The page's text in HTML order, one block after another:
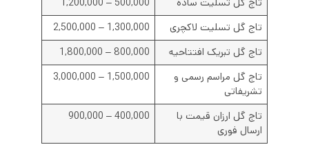
تاج گل تسلیت ساده
500,000 – 1,200,000
تاج گل تسلیت لاکچری
1,300,000 – 2,500,000
تاج گل تبریک افتتاحیه
800,000 – 1,800,000
تاج گل مراسم رسمی و
تشریفاتی
1,500,000 – 3,000,000
تاج گل ارزان قیمت با
ارسال فوری
400,000 – 900,000